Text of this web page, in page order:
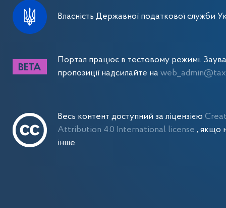
Власність Державної податкової служби
Портал працює в тестовому режимі.
пропозиції надсилайте на
Весь контент доступний за ліцензією
Attribution 4.0 International license, якщо
інше.